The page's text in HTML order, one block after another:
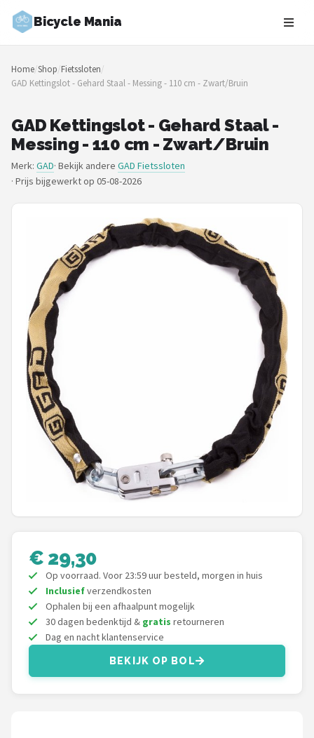
Bicycle Mania
Zoeken
NAVIGATIE
Merken
Blog
Fietsroutes
Kinderfietsen
Stadsfietsen
Elektrische fietsen
Mountainbikes
Shop
POPULAIRE MERKEN
Basil
Volare
AXA
New Looxs
BBB Cycling
Schwalbe
Home/Shop/Fietssloten/
GAD Kettingslot - Gehard Staal - Messing - 110 cm - Zwart/Bruin
GAD Kettingslot - Gehard Staal -
Messing - 110 cm - Zwart/Bruin
Merk: GAD· Bekijk andere GAD Fietssloten
· Prijs bijgewerkt op 05-08-2026
€ 29,30
Op voorraad. Voor 23:59 uur besteld, morgen in huis
Inclusiefverzendkosten
Ophalen bij een afhaalpunt mogelijk
30 dagen bedenktijd & gratis retourneren
Dag en nacht klantenservice
BEKIJK OP BOL